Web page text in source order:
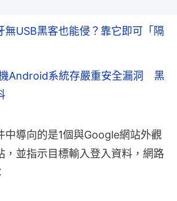
無USB黑客也能侵？靠它即可「隔
Android系統存嚴重安全漏洞 黑
中導向的是1個與Google網站外觀
，並指示目標輸入登入資料，網路